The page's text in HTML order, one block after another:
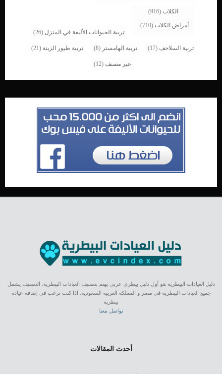
الكلاب (916)
أمراض الكلاب (710)
تربية الحيوانات الأليفة في المنزل (26)
تربية السلاحف (17) تربية الهامستر (8) تربية طيور الزينة (21)
غير مصنف (12)
دليل العيادات البيطرية هو أول دليل بيطري عربي يهتم بتصنيف العيادات البيطرية. التصنيف يشمل
جميع العيادات البيطرية في مصر و المملكة العربية السعودية. اذا كنت ترغب في إضافة عيادة
بيطرية
تواصل معنا
أحدث المقالات